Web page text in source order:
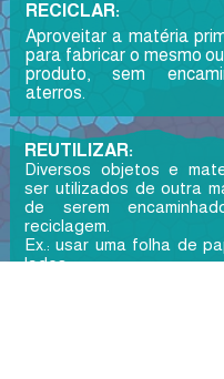
RECICLAR:
Aproveitar a matéria
para fabricar o mesmo
produto, sem
aterros.
REUTILIZAR:
Diversos objetos e
ser utilizados de outra
de serem
reciclagem.
Ex.: usar uma folha de
lados.